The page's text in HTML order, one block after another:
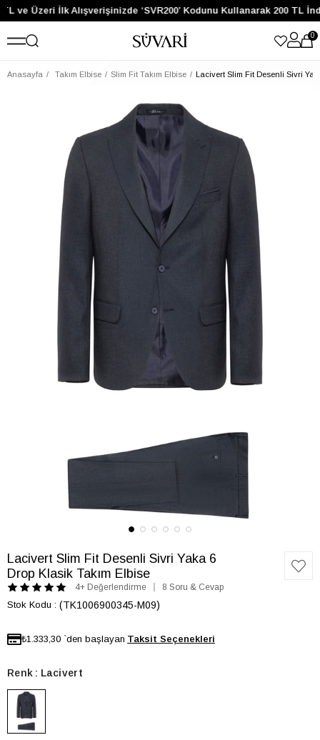
ve Üzeri İlk Alışverişinizde ‘SVR200’ Kodunu Kullanarak 200 TL
0
Anasayfa Takım Elbise Slim Fit Takım Elbise Lacivert Slim Fit Desenli Sivri
Lacivert Slim Fit Desenli Sivri Yaka 6
Drop Klasik Takım Elbise
4+ Değerlendirme 8 Soru & Cevap
Stok Kodu (TK1006900345-M09)
₺1.333,30 `den başlayan
Renk Lacivert